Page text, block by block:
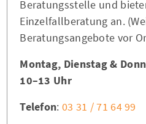
Beratungsstelle und
Einzelfallberatung an.
Beratungsangebote vor
Montag, Dienstag &
10–13 Uhr
Telefon: 03 31 / 71 64 99